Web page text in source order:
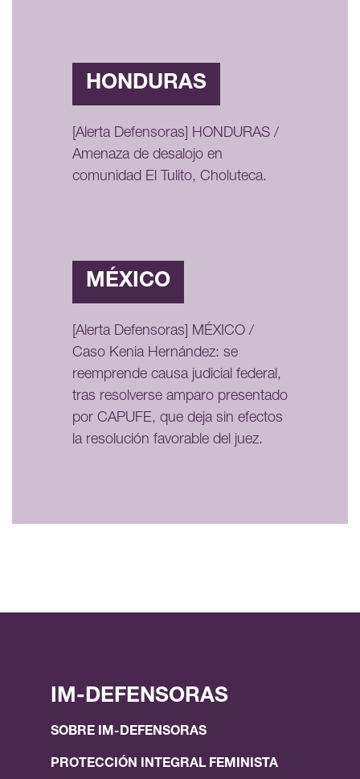
HONDURAS
[Alerta Defensoras] HONDURAS /
Amenaza de desalojo en
comunidad El Tulito, Choluteca.
MÉXICO
[Alerta Defensoras] MÉXICO /
Caso Kenia Hernández: se
reemprende causa judicial federal,
tras resolverse amparo presentado
por CAPUFE, que deja sin efectos
la resolución favorable del juez.
IM-DEFENSORAS
SOBRE IM-DEFENSORAS
PROTECCIÓN INTEGRAL FEMINISTA